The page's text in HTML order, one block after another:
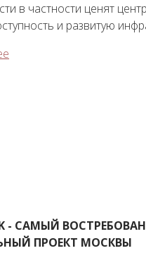
в частности ценят
и развитую
- САМЫЙ
ПРОЕКТ МОСКВЫ